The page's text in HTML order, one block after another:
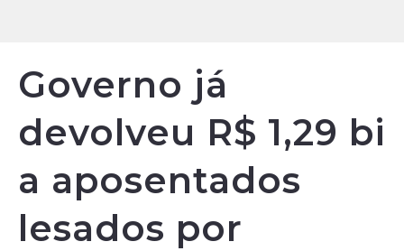
Governo já
devolveu R$ 1,29 bi
a aposentados
lesados por